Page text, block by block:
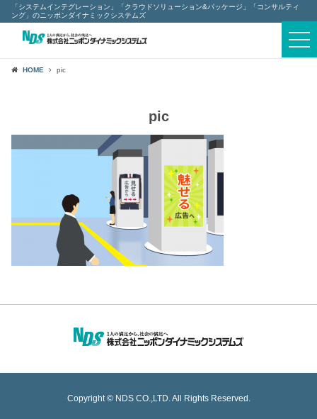
「システムインテグレーション」「クラウドソリューション&パッケージ」「コンサルティ
ング」のニッポンダイナミックシステムズ
HOME pic
pic
Copyright © NDS CO.,LTD. All Rights Reserved.
採用情報
セキュリティポリシー
個人情報保護について
サイトマップ